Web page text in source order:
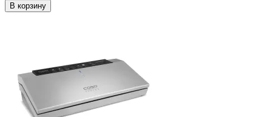
В корзину